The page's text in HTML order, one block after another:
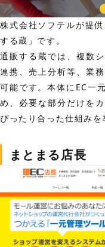
株式会社ソフテルが提
する蔵」です。
通販する蔵では、複数
連携、売上分析等、業
可能です。本体にEC一
め、必要な部分だけを
ぴったり合った仕組みを
まとまる店長